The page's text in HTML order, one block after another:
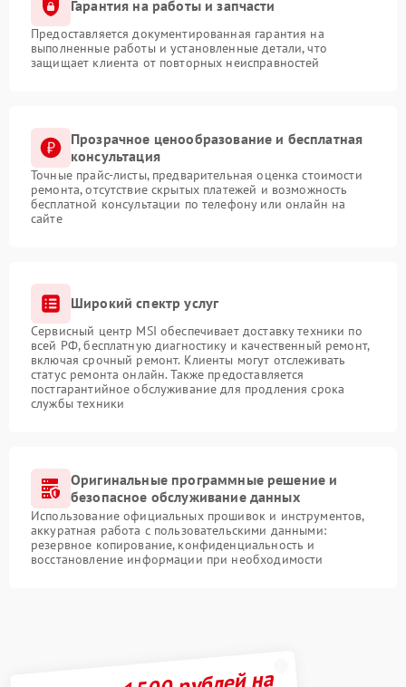
Гарантия на работы и запчасти
Предоставляется документированная гарантия на
выполненные работы и установленные детали, что
защищает клиента от повторных неисправностей
Прозрачное ценообразование и бесплатная
консультация
Точные прайс-листы, предварительная оценка стоимости
ремонта, отсутствие скрытых платежей и возможность
бесплатной консультации по телефону или онлайн на
сайте
Широкий спектр услуг
Сервисный центр MSI обеспечивает доставку техники по
всей РФ, бесплатную диагностику и качественный ремонт,
включая срочный ремонт. Клиенты могут отслеживать
статус ремонта онлайн. Также предоставляется
постгарантийное обслуживание для продления срока
службы техники
Оригинальные программные решение и
безопасное обслуживание данных
Использование официальных прошивок и инструментов,
аккуратная работа с пользовательскими данными:
резервное копирование, конфиденциальность и
восстановление информации при необходимости